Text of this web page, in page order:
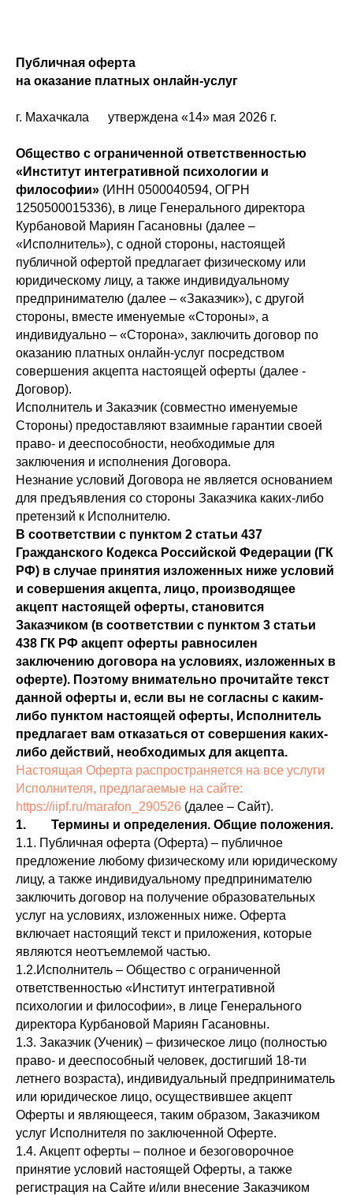
Публичная оферта
на оказание платных онлайн-услуг
г. Махачкала утверждена «14» мая 2026 г.
Общество с ограниченной ответственностью
«Институт интегративной психологии и
философии» (ИНН 0500040594, ОГРН
1250500015336), в лице Генерального директора
Курбановой Мариян Гасановны (далее –
«Исполнитель»), с одной стороны, настоящей
публичной офертой предлагает физическому или
юридическому лицу, а также индивидуальному
предпринимателю (далее – «Заказчик»), с другой
стороны, вместе именуемые «Стороны», а
индивидуально – «Сторона», заключить договор по
оказанию платных онлайн-услуг посредством
совершения акцепта настоящей оферты (далее -
Договор).
Исполнитель и Заказчик (совместно именуемые
Стороны) предоставляют взаимные гарантии своей
право- и дееспособности, необходимые для
заключения и исполнения Договора.
Незнание условий Договора не является основанием
для предъявления со стороны Заказчика каких-либо
претензий к Исполнителю.
В соответствии с пунктом 2 статьи 437
Гражданского Кодекса Российской Федерации (ГК
РФ) в случае принятия изложенных ниже условий
и совершения акцепта, лицо, производящее
акцепт настоящей оферты, становится
Заказчиком (в соответствии с пунктом 3 статьи
438 ГК РФ акцепт оферты равносилен
заключению договора на условиях, изложенных в
оферте). Поэтому внимательно прочитайте текст
данной оферты и, если вы не согласны с каким-
либо пунктом настоящей оферты, Исполнитель
предлагает вам отказаться от совершения каких-
либо действий, необходимых для акцепта.
Настоящая Оферта распространяется на все услуги
Исполнителя, предлагаемые на сайте:
https://iipf.ru/marafon_290526 (далее – Сайт).
1. Термины и определения. Общие положения.
1.1. Публичная оферта (Оферта) – публичное
предложение любому физическому или юридическому
лицу, а также индивидуальному предпринимателю
заключить договор на получение образовательных
услуг на условиях, изложенных ниже. Оферта
включает настоящий текст и приложения, которые
являются неотъемлемой частью.
1.2.Исполнитель – Общество с ограниченной
ответственностью «Институт интегративной
психологии и философии», в лице Генерального
директора Курбановой Мариян Гасановны.
1.3. Заказчик (Ученик) – физическое лицо (полностью
право- и дееспособный человек, достигший 18-ти
летнего возраста), индивидуальный предприниматель
или юридическое лицо, осуществившее акцепт
Оферты и являющееся, таким образом, Заказчиком
услуг Исполнителя по заключенной Оферте.
1.4. Акцепт оферты – полное и безоговорочное
принятие условий настоящей Оферты, а также
регистрация на Сайте и/или внесение Заказчиком